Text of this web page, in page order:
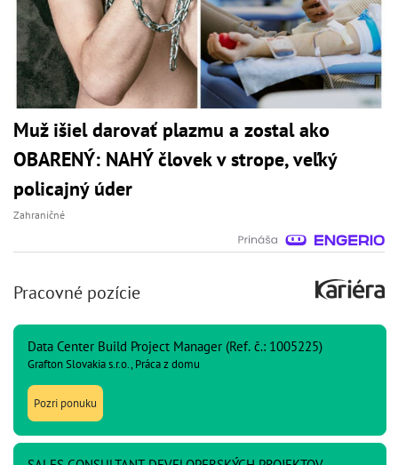
Muž išiel darovať plazmu a zostal ako
OBARENÝ: NAHÝ človek v strope, veľký
policajný úder
Zahraničné
Pracovné pozície
Data Center Build Project Manager (Ref. č.: 1005225)
Grafton Slovakia s.r.o., Práca z domu
Pozri ponuku